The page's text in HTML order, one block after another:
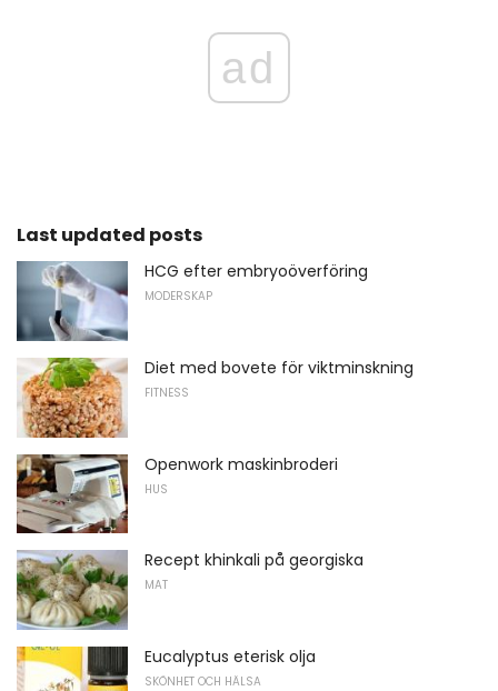
ad
Last updated posts
HCG efter embryoöverföring
MODERSKAP
Diet med bovete för viktminskning
FITNESS
Openwork maskinbroderi
HUS
Recept khinkali på georgiska
MAT
Eucalyptus eterisk olja
SKÖNHET OCH HÄLSA